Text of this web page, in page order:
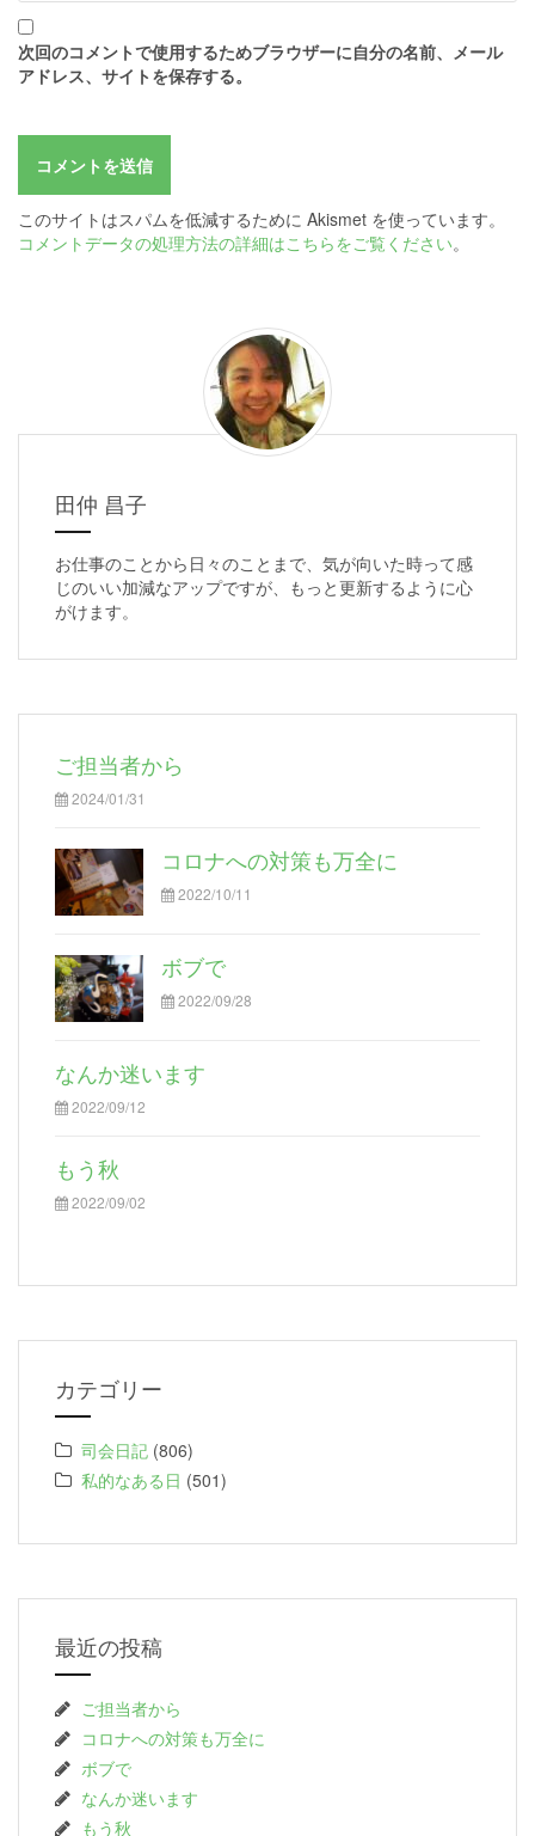
次回のコメントで使用するためブラウザーに自分の名前、メール
アドレス、サイトを保存する。
このサイトはスパムを低減するために Akismet を使っています。
コメントデータの処理方法の詳細はこちらをご覧ください。
田仲 昌子
お仕事のことから日々のことまで、気が向いた時って感
じのいい加減なアップですが、もっと更新するように心
がけます。
ご担当者から
2024/01/31
コロナへの対策も万全に
2022/10/11
ボブで
2022/09/28
なんか迷います
2022/09/12
もう秋
2022/09/02
カテゴリー
司会日記 (806)
私的なある日 (501)
最近の投稿
ご担当者から
コロナへの対策も万全に
ボブで
なんか迷います
もう秋